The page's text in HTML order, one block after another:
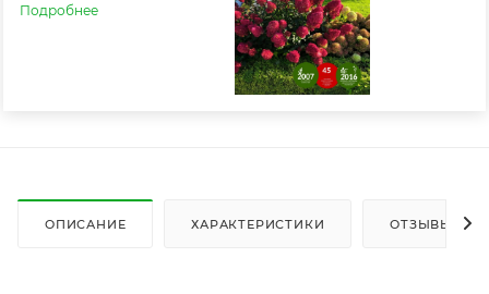
Подробнее
ОПИСАНИЕ ХАРАКТЕРИСТИКИ ОТЗЫВЫ